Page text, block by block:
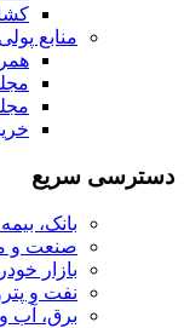
منابع پولی
دسترسی سریع
بانک،
صنعت و
بازار
نفت و
برق، آب